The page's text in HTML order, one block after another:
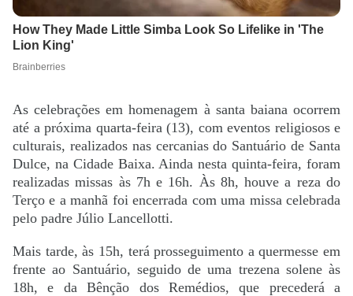
As celebrações em homenagem à santa baiana ocorrem
até a próxima quarta-feira (13), com eventos religiosos e
culturais, realizados nas cercanias do Santuário de Santa
Dulce, na Cidade Baixa. Ainda nesta quinta-feira, foram
realizadas missas às 7h e 16h. Às 8h, houve a reza do
Terço e a manhã foi encerrada com uma missa celebrada
pelo padre Júlio Lancellotti.
Mais tarde, às 15h, terá prosseguimento a quermesse em
frente ao Santuário, seguido de uma trezena solene às
18h, e da Bênção dos Remédios, que precederá a